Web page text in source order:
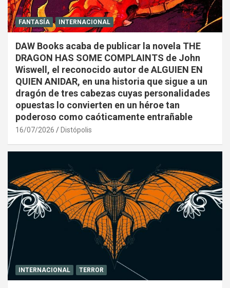
FANTASÍA INTERNACIONAL
DAW Books acaba de publicar la novela THE
DRAGON HAS SOME COMPLAINTS de John
Wiswell, el reconocido autor de ALGUIEN EN
QUIEN ANIDAR, en una historia que sigue a un
dragón de tres cabezas cuyas personalidades
opuestas lo convierten en un héroe tan
poderoso como caóticamente entrañable
16/07/2026 Distópolis
INTERNACIONAL TERROR